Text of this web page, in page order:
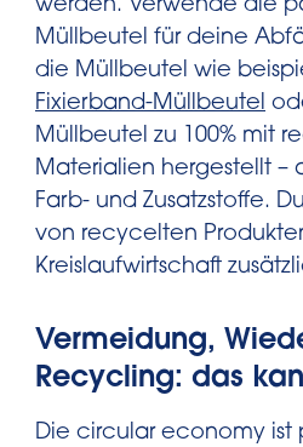
werden. Verwende die
Müllbeutel für deine
die Müllbeutel wie
Fixierband-Müllbeutel
Müllbeutel zu 100% mit
Materialien hergestellt –
Farb- und Zusatzstoffe.
von recycelten
Kreislaufwirtschaft
Vermeidung,
Recycling: das
Die circular economy ist